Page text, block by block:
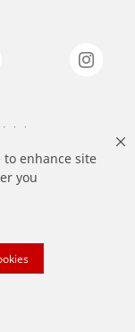
to enhance site
you
다.